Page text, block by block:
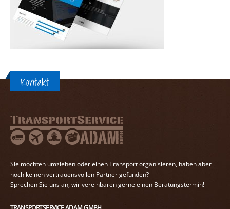
Kontakt
Sie möchten umziehen oder einen Transport organisieren, haben aber
noch keinen vertrauensvollen Partner gefunden?
Sprechen Sie uns an, wir vereinbaren gerne einen Beratungstermin!